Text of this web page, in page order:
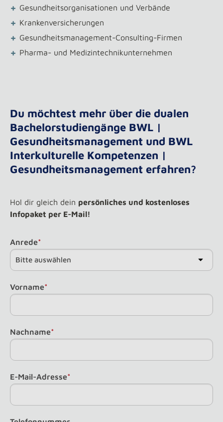
+ Gesundheitsorganisationen und Verbände
+ Krankenversicherungen
+ Gesundheitsmanagement-Consulting-Firmen
+ Pharma- und Medizintechnikunternehmen
Du möchtest mehr über die dualen
Bachelorstudiengänge BWL |
Gesundheitsmanagement und BWL
Interkulturelle Kompetenzen |
Gesundheitsmanagement erfahren?
Hol dir gleich dein persönliches und kostenloses
Infopaket per E-Mail!
Anrede*
Vorname*
Nachname*
E-Mail-Adresse*